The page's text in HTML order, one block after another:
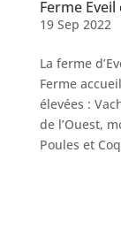
Ferme
19 Sep 2022
La ferme
Ferme
élevées :
de l’Ouest,
Poules et